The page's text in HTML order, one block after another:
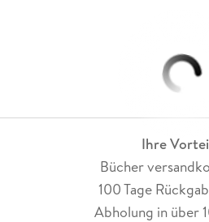
Ihre
Bücher
100 Tage
Abholung in über